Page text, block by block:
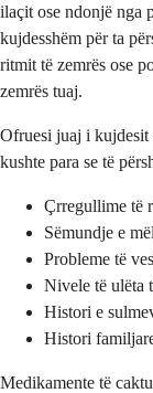
ilaçit ose ndonjë nga
kujdesshëm për ta
ritmit të zemrës ose
zemrës tuaj.
Ofruesi juaj i kujdesit
kushte para se të
Çrregullime të
Sëmundje e
Probleme të
Nivele të ulëta
Histori e
Histori
Medikamente të